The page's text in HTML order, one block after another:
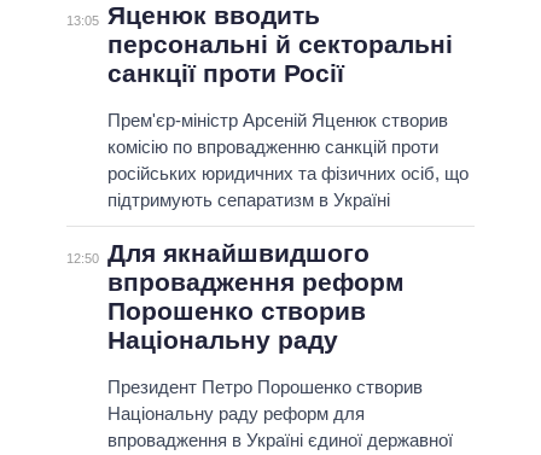
13:05
Яценюк вводить
персональні й секторальні
санкції проти Росії
Прем'єр-міністр Арсеній Яценюк створив
комісію по впровадженню санкцій проти
російських юридичних та фізичних осіб, що
підтримують сепаратизм в Україні
12:50 Для якнайшвидшого
впровадження реформ
Порошенко створив
Національну раду
Президент Петро Порошенко створив
Національну раду реформ для
впровадження в Україні єдиної державної